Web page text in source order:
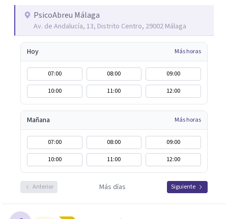
repetirse en el futuro.
PsicoAbreu Málaga
Av. de Andalucía, 13, Distrito Centro, 29002 Málaga
Hoy Más horas
07:00 08:00
09:00
10:00
11:00 12:00
Mañana Más horas
07:00 08:00
09:00
10:00
11:00 12:00
Anterior Más días Siguiente